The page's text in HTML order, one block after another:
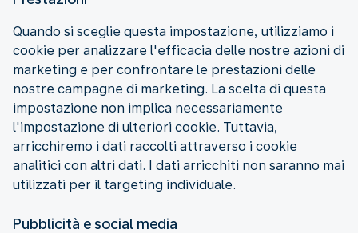
Quando si sceglie questa impostazione, utilizziamo i
cookie per analizzare l'efficacia delle nostre azioni di
marketing e per confrontare le prestazioni delle
nostre campagne di marketing. La scelta di questa
impostazione non implica necessariamente
l'impostazione di ulteriori cookie. Tuttavia,
arricchiremo i dati raccolti attraverso i cookie
analitici con altri dati. I dati arricchiti non saranno mai
utilizzati per il targeting individuale.
Pubblicità e social media